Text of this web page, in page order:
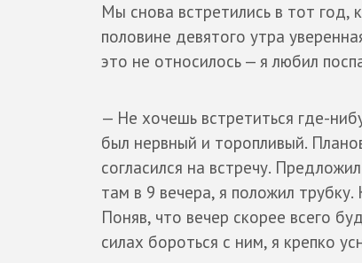
Мы снова встретились в тот год,
половине девятого утра
это не относилось — я любил
— Не хочешь встретиться где-
был нервный и торопливый.
согласился на встречу.
там в 9 вечера, я положил
Поняв, что вечер скорее всего
силах бороться с ним, я крепко